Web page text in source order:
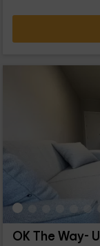
de 4, que tiene
OK The Way-